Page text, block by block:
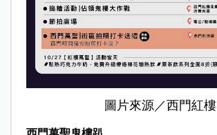
圖片來源／西門紅樓